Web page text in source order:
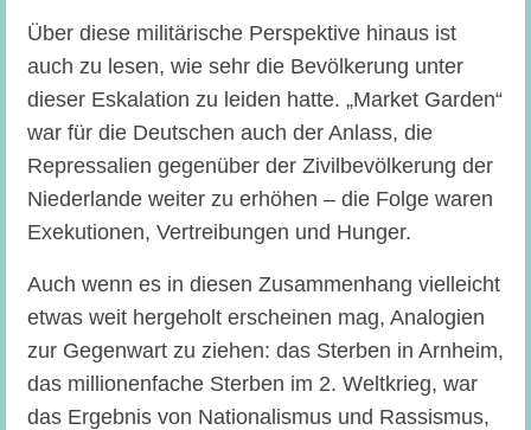
Über diese militärische Perspektive hinaus ist
auch zu lesen, wie sehr die Bevölkerung unter
dieser Eskalation zu leiden hatte. „Market Garden“
war für die Deutschen auch der Anlass, die
Repressalien gegenüber der Zivilbevölkerung der
Niederlande weiter zu erhöhen – die Folge waren
Exekutionen, Vertreibungen und Hunger.
Auch wenn es in diesen Zusammenhang vielleicht
etwas weit hergeholt erscheinen mag, Analogien
zur Gegenwart zu ziehen: das Sterben in Arnheim,
das millionenfache Sterben im 2. Weltkrieg, war
das Ergebnis von Nationalismus und Rassismus,